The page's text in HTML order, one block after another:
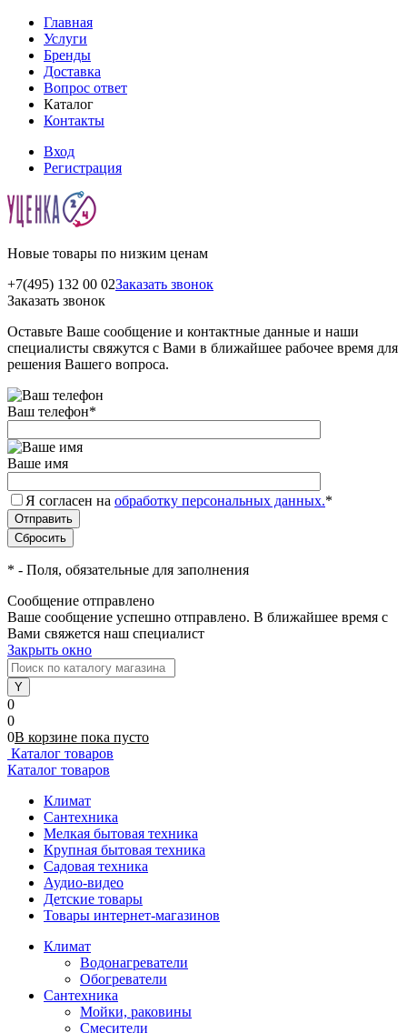
Главная
Услуги
Бренды
Доставка
Вопрос ответ
Каталог
Контакты
Вход
Регистрация
Новые товары по низким ценам
+7(495) 132 00 02Заказать звонок
Заказать звонок
Оставьте Ваше сообщение и контактные данные и наши
специалисты свяжутся с Вами в ближайшее рабочее время для
решения Вашего вопроса.
Ваш телефон*
Ваше имя
Я согласен на обработку персональных данных.*
* - Поля, обязательные для заполнения
Сообщение отправлено
Ваше сообщение успешно отправлено. В ближайшее время с
Вами свяжется наш специалист
Закрыть окно
0
0
0В корзине пока пусто
Каталог товаров
Каталог товаров
Климат
Сантехника
Мелкая бытовая техника
Крупная бытовая техника
Садовая техника
Аудио-видео
Детские товары
Товары интернет-магазинов
Климат
Водонагреватели
Обогреватели
Сантехника
Мойки, раковины
Смесители